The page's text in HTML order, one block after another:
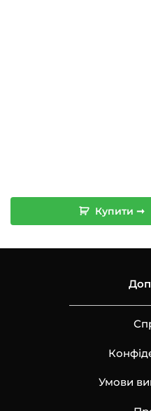
Купити ➞
Умови